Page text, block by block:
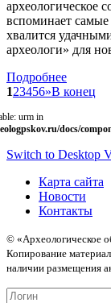
археологическое
вспоминает
хвалится
археологи» для
Подробнее
123456»В конец
urm in
docs/
Switch to Desktop
Карта сайта
Новости
Контакты
© «Археологическое
Копирование
наличии размещения